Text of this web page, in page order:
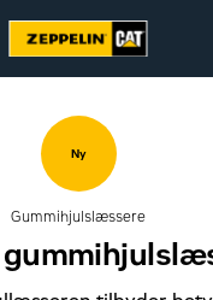
Ny
Gummihjulslæssere